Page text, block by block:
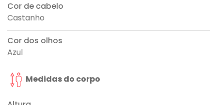
Cor de cabelo
Castanho
Cor dos olhos
Azul
Medidas do corpo